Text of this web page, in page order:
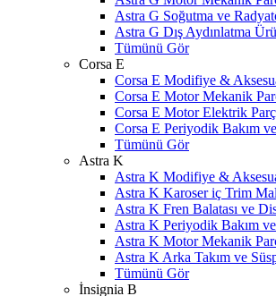
Astra G Soğutma ve
Astra G Dış Aydınlatma
Tümünü Gör
Corsa E
Corsa E Modifiye &
Corsa E Motor Mekanik
Corsa E Motor Elektrik
Corsa E Periyodik Bakım
Tümünü Gör
Astra K
Astra K Modifiye &
Astra K Karoser iç Trim
Astra K Fren Balatası ve
Astra K Periyodik Bakım
Astra K Motor Mekanik
Astra K Arka Takım ve
Tümünü Gör
İnsignia B